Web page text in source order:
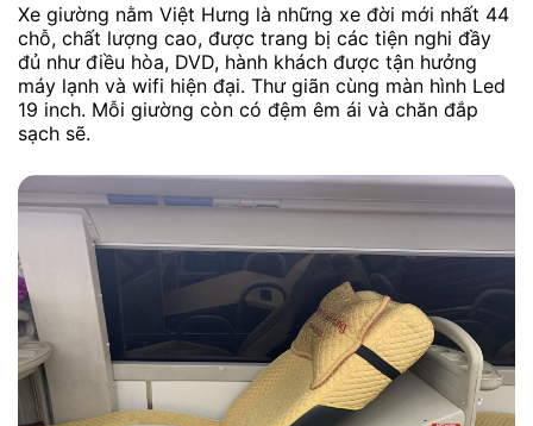
Xe giường nằm Việt Hưng là những xe đời mới nhất 44
chỗ, chất lượng cao, được trang bị các tiện nghi đầy
đủ như điều hòa, DVD, hành khách được tận hưởng
máy lạnh và wifi hiện đại. Thư giãn cùng màn hình Led
19 inch. Mỗi giường còn có đệm êm ái và chăn đắp
sạch sẽ.